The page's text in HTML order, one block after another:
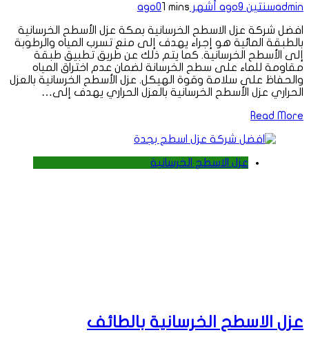
adminسنتين ago 9 أشهر ago 01 mins
افضل شركة عزل الاسطح الخرسانية بمكة عزل الأسطح الخرسانية
بالطبقة المائية هو إجراء يهدف إلى منع تسرب المياه والرطوبة
إلى الأسطح الخرسانية. كما يتم ذلك عن طريق تطبيق طبقة
مقاومة للماء على سطح الخرسانة لضمان عدم اختراق المياه
والحفاظ على سلامة وقوة الهيكل. عزل الأسطح الخرسانية بالعزل
الحراري عزل الأسطح الخرسانية بالعزل الحراري يهدف إلى…
Read More
عزل الاسطح الخرسانية
عزل الاسطح الخرسانية بالطائف